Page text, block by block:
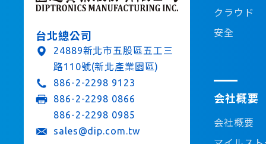
台北總公司
24889新北市五股區五工三
路110號(新北產業園區)
886-2-2298 9123
886-2-2298 0866
886-2-2298 0985
sales@dip.com.tw
クラウド
安全
会社概要
会社概要